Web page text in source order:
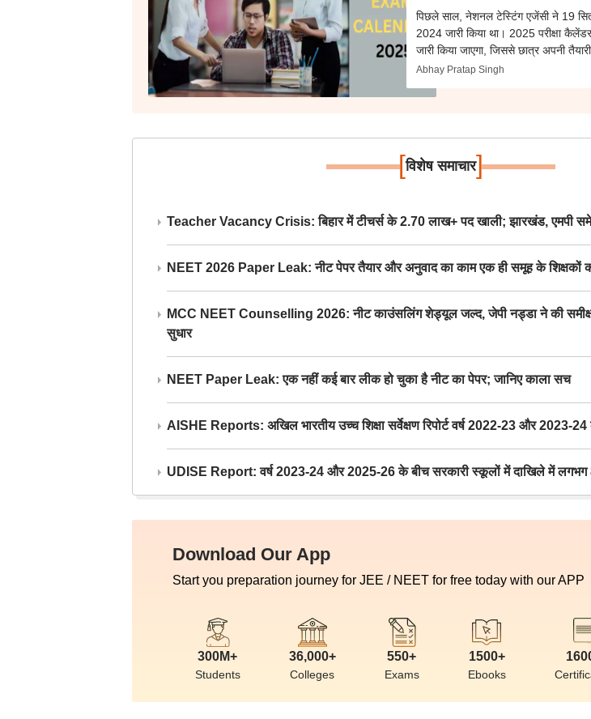
पिछले साल, नेशनल टेस्टिंग एजेंसी ने 19
2024 जारी किया था। 2025 परीक्षा
जारी किया जाएगा, जिससे छात्र अपनी
Abhay Pratap Singh
[विशेष समाचार]
Teacher Vacancy Crisis: बिहार में टीचर्स के 2.70 लाख+ पद खाली; झारखंड, एमपी
NEET 2026 Paper Leak: नीट पेपर तैयार और अनुवाद का काम एक ही समूह के शिक्षकों
MCC NEET Counselling 2026: नीट काउंसलिंग शेड्यूल जल्द, जेपी नड्डा ने की
सुधार
NEET Paper Leak: एक नहीं कई बार लीक हो चुका है नीट का पेपर; जानिए काला सच
AISHE Reports: अखिल भारतीय उच्च शिक्षा सर्वेक्षण रिपोर्ट वर्ष 2022-23 और 2023-24
UDISE Report: वर्ष 2023-24 और 2025-26 के बीच सरकारी स्कूलों में दाखिले में
Download Our App
Start you preparation journey for JEE / NEET for free today with our APP
300M+
Students
36,000+
Colleges
550+
Exams
1500+
Ebooks